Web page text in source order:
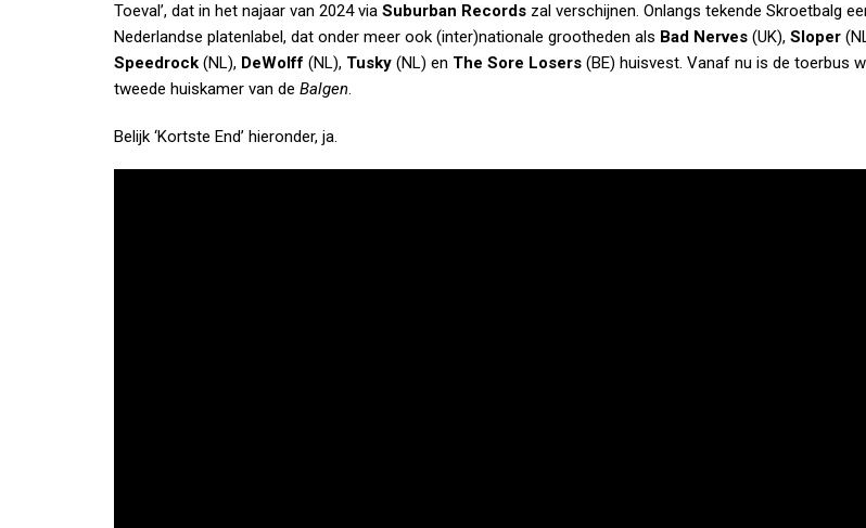
Toeval’, dat in het najaar van 2024 via Suburban Records zal verschijnen. Onlangs tekende Skroetbalg
Nederlandse platenlabel, dat onder meer ook (inter)nationale grootheden als Bad Nerves (UK), Sloper
Speedrock (NL), DeWolff (NL), Tusky (NL) en The Sore Losers(BE) huisvest. Vanaf nu is de toerbus
tweede huiskamer van de Balgen.
Belijk ‘Kortste End’ hieronder, ja.